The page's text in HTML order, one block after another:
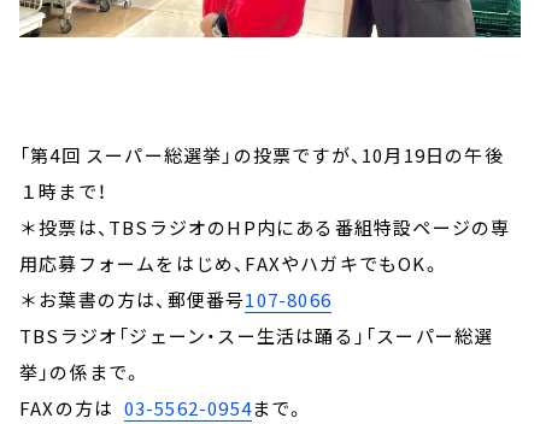
「第4回 スーパー総選挙」の投票ですが、10月19日の午後
１時まで！
＊投票は、TBSラジオのHP内にある番組特設ページの専
用応募フォームをはじめ、FAXやハガキでもOK。
＊お葉書の方は、郵便番号107-8066
TBSラジオ「ジェーン・スー生活は踊る」「スーパー総選
挙」の係まで。
FAXの方は 03-5562-0954まで。